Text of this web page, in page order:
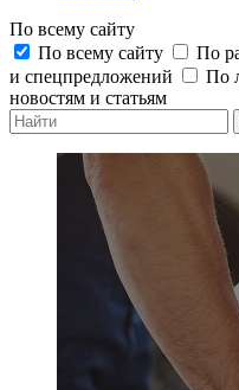
По всему сайту
По всему сайту
По
и спецпредложений
По
новостям и статьям